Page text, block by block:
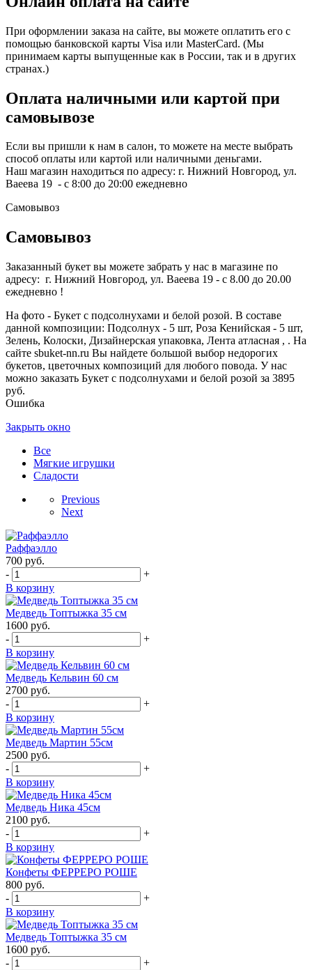
При оформлении заказа на сайте, вы можете оплатить его с
помощью банковской карты Visa или MasterCard. (Мы
принимаем карты выпущенные как в России, так и в других
странах.)
Оплата наличными или картой при
самовывозе
Если вы пришли к нам в салон, то можете на месте выбрать
способ оплаты или картой или наличными деньгами.
Наш магазин находиться по адресу: г. Нижний Новгород, ул.
Ваеева 19 - с 8:00 до 20:00 ежедневно
Самовывоз
Самовывоз
Заказанный букет вы можете забрать у нас в магазине по
адресу: г. Нижний Новгород, ул. Ваеева 19 - с 8.00 до 20.00
ежедневно !
На фото - Букет с подсолнухами и белой розой. В составе
данной композиции: Подсолнух - 5 шт, Роза Кенийская - 5 шт,
Зелень, Колоски, Дизайнерская упаковка, Лента атласная , . На
сайте sbuket-nn.ru Вы найдете большой выбор недорогих
букетов, цветочных композиций для любого повода. У нас
можно заказать Букет с подсолнухами и белой розой за 3895
руб.
Ошибка
Закрыть окно
Все
Мягкие игрушки
Сладости
Previous
Next
Раффаэлло
700 руб.
-
+
В корзину
Медведь Топтыжка 35 см
1600 руб.
-
+
В корзину
Медведь Кельвин 60 см
2700 руб.
-
+
В корзину
Медведь Мартин 55см
2500 руб.
-
+
В корзину
Медведь Ника 45см
2100 руб.
-
+
В корзину
Конфеты ФЕРРЕРО РОШЕ
800 руб.
-
+
В корзину
Медведь Топтыжка 35 см
1600 руб.
-
+